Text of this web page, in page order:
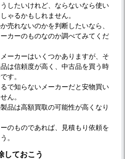
したいけれど、ならないなら使い
ゃるかもしれません。
売れないのかを判断したいなら、
カーのものなのか調べてみてくだ
ーカーはいくつかありますが、そ
は信頼度が高く、中古品を買う時
す。
で知らないメーカーだと安物買い
ん。
品は高額買取の可能性が高くなり
のものであれば、見積もり依頼を
。
しておこう